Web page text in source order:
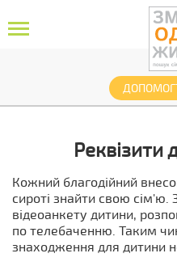
Реквізити
Кожний благодійний
сироті знайти свою
відеоанкету дитини,
по телебаченню. Таким
знаходження для дитини